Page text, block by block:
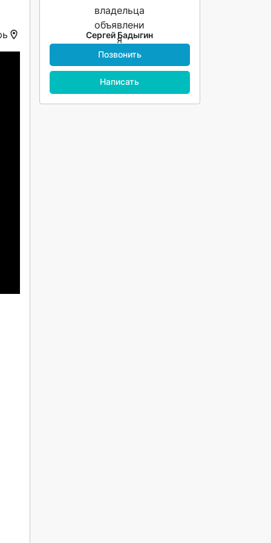
Сергей Бадыгин
Позвонить
Написать